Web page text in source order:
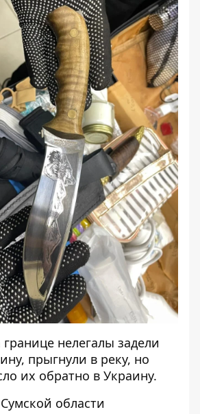
нелегалы задели
прыгнули в реку, но
их обратно в Украину.
области